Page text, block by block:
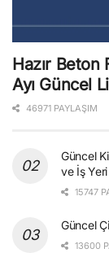
Hazır Beton
Ayı Güncel
46971 PAYLAŞIM
Güncel
ve İş
15747
Güncel
13600